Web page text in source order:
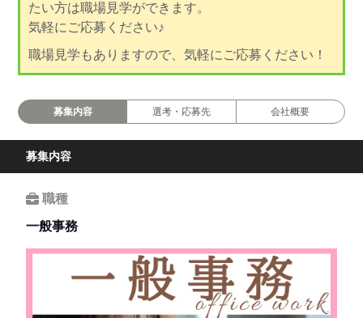
たい方は職場見学ができます。
気軽にご応募ください♪
職場見学もありますので、気軽にご応募ください！
募集内容 選考・応募先 会社概要
募集内容
職種
一般事務